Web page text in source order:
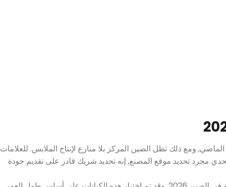
ومع ذلك تظل الصين المركز بلا منازع لإنتاج الملابس. للعلامات
مجرد تحديد موقع المصنع, إنه تحديد شريك قادر على تقديم جودة